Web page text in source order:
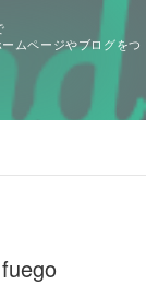
ムページやブログをつ